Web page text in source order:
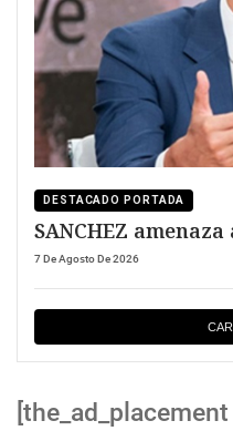
DESTACADO PORTADA
SANCHEZ
7 De Agosto De 2026